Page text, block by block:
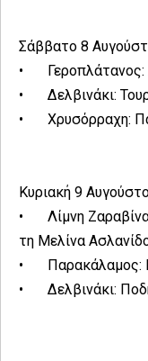
Σάββατο 8
•
•
Δελβινάκι:
•
Χρυσόρραχη:
Κυριακή 9
•
Λίμνη
τη Μελίνα
•
Παρακάλαμος:
•
Δελβινάκι: